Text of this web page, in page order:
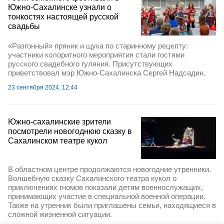
Южно-Сахалинске узнали о
тонкостях настоящей русской
свадьбы
«Разгонный» пряник и щука по старинному рецепту:
участники колоритного мероприятия стали гостями
русского свадебного гуляния. Присутствующих
приветствовал мэр Южно-Сахалинска Сергей Надсадин.
23 сентября 2024, 12:44
Южно-сахалинские зрители
посмотрели новогоднюю сказку в
Сахалинском театре кукол
В областном центре продолжаются новогодние утренники.
Волшебную сказку Сахалинского театра кукол о
приключениях гномов показали детям военнослужащих,
принимающих участие в специальной военной операции.
Также на утренник были приглашены семьи, находящиеся в
сложной жизненной ситуации.